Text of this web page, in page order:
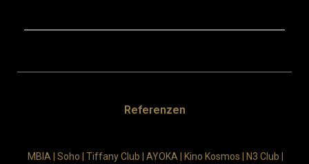
Referenzen
MBIA | Soho | Tiffany Club | AYOKA | Kino Kosmos | N3 Club |